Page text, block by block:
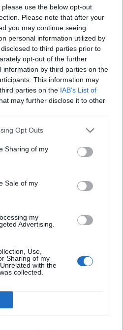
use the below opt-out
Please note that after your
you may continue seeing
personal information utilized by
to third parties prior to
opt-out of the further
information by third parties on the
This information may
parties on the IAB’s List of
may further disclose it to other
Opt Outs
Sharing of my
Sale of my
my
Advertising.
Use,
Sharing of my
with the
collected.